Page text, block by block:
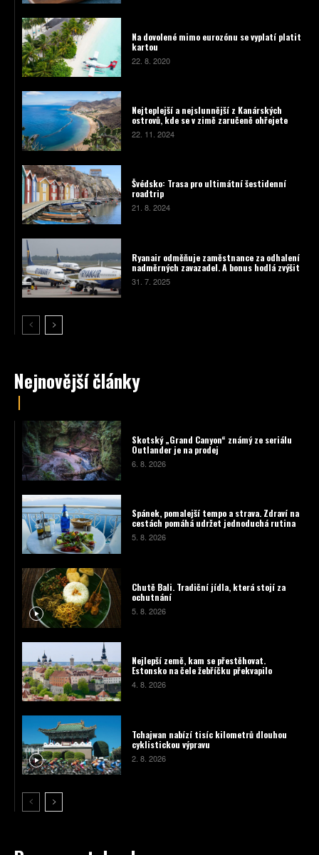
Na dovolené mimo eurozónu se vyplatí platit
kartou
22. 8. 2020
Nejteplejší a nejslunnější z Kanárských
ostrovů, kde se v zimě zaručeně ohřejete
22. 11. 2024
Švédsko: Trasa pro ultimátní šestidenní
roadtrip
21. 8. 2024
Ryanair odměňuje zaměstnance za odhalení
nadměrných zavazadel. A bonus hodlá zvýšit
31. 7. 2025
Nejnovější články
Skotský „Grand Canyon“ známý ze seriálu
Outlander je na prodej
6. 8. 2026
Spánek, pomalejší tempo a strava. Zdraví na
cestách pomáhá udržet jednoduchá rutina
5. 8. 2026
Chutě Bali. Tradiční jídla, která stojí za
ochutnání
5. 8. 2026
Nejlepší země, kam se přestěhovat.
Estonsko na čele žebříčku překvapilo
4. 8. 2026
Tchajwan nabízí tisíc kilometrů dlouhou
cyklistickou výpravu
2. 8. 2026